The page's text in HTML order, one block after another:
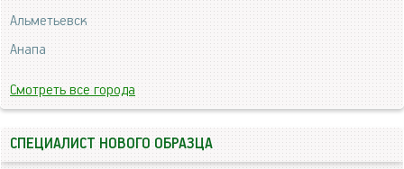
Альметьевск
Анапа
Смотреть все города
СПЕЦИАЛИСТ НОВОГО ОБРАЗЦА